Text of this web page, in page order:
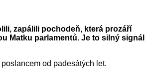
zapálili pochodeň, která prozáří
Matku parlamentů. Je to silný signál
od padesátých let.